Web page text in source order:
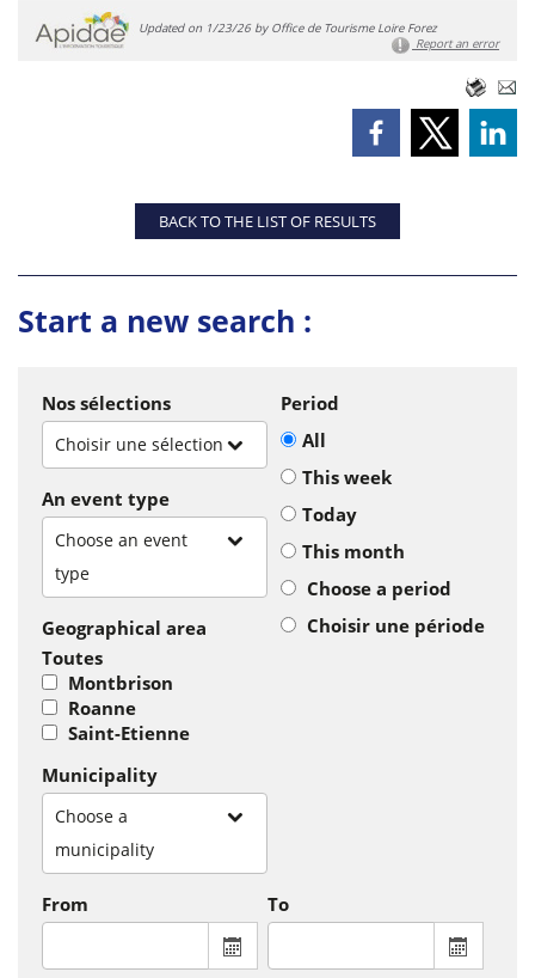
Updated on 1/23/26 by Office de Tourisme Loire Forez
Report an error
BACK TO THE LIST OF RESULTS
Start a new search :
Nos sélections
Choisir une sélection
An event type
Choose an event
type
Geographical area
Toutes
Montbrison
Roanne
Saint-Etienne
Municipality
Choose a
municipality
Period
All
This week
Today
This month
Choose a period
Choisir une période
From
From : display the calendar to
To
To :